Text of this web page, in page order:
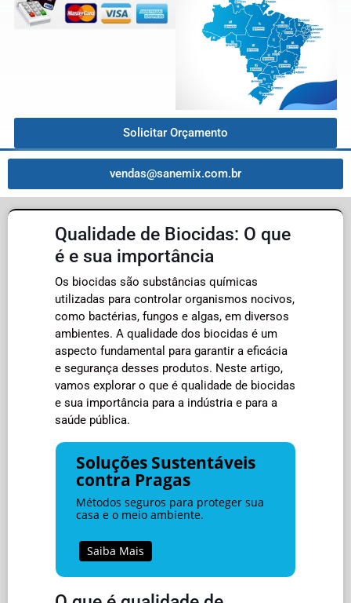
Solicitar Orçamento
vendas@sanemix.com.br
Qualidade de Biocidas: O que
é e sua importância
Os biocidas são substâncias químicas
utilizadas para controlar organismos nocivos,
como bactérias, fungos e algas, em diversos
ambientes. A qualidade dos biocidas é um
aspecto fundamental para garantir a eficácia
e segurança desses produtos. Neste artigo,
vamos explorar o que é qualidade de biocidas
e sua importância para a indústria e para a
saúde pública.
Soluções Sustentáveis
contra Pragas
Métodos seguros para proteger sua
casa e o meio ambiente.
Saiba Mais